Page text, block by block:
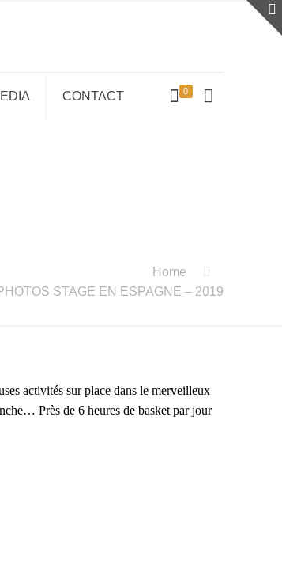
CONTACT 0
Home
STAGE EN ESPAGNE – 2019
activités sur place dans le merveilleux
Près de 6 heures de basket par jour